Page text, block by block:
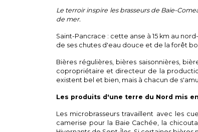
Le terroir inspire les brasseurs de Baie-
de mer.
Saint-Pancrace : cette anse à 15 km au
de ses chutes d'eau douce et de la forêt
Bières régulières, bières saisonnières,
copropriétaire et directeur de la
existent bel et bien, mais à chacun de
Les produits d'une terre du Nord mis
Les microbrasseurs travaillent avec les
camerise pour la Baie Cachée, la